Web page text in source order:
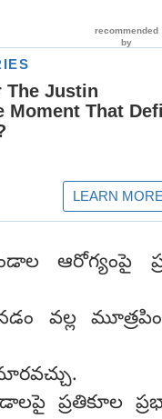
ఆరోగ్యంపై
వల్ల
ప్రతికూల